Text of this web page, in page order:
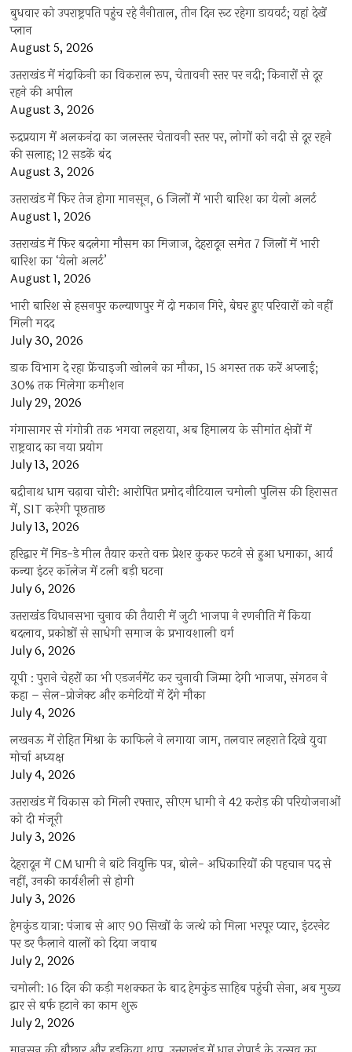
बुधवार को उपराष्ट्रपति पहुंच रहे नैनीताल, तीन दिन रूट रहेगा डायवर्ट; यहां देखें
प्‍लान
August 5, 2026
उत्तराखंड में मंदाकिनी का विकराल रूप, चेतावनी स्तर पर नदी; किनारों से दूर
रहने की अपील
August 3, 2026
रुद्रप्रयाग में अलकनंदा का जलस्तर चेतावनी स्तर पर, लोगों को नदी से दूर रहने
की सलाह; 12 सड़कें बंद
August 3, 2026
उत्तराखंड में फिर तेज होगा मानसून, 6 जिलों में भारी बारिश का येलो अलर्ट
August 1, 2026
उत्तराखंड में फिर बदलेगा मौसम का मिजाज, देहरादून समेत 7 जिलों में भारी
बारिश का ‘येलो अलर्ट’
August 1, 2026
भारी बारिश से हसनपुर कल्याणपुर में दो मकान गिरे, बेघर हुए परिवारों को नहीं
मिली मदद
July 30, 2026
डाक विभाग दे रहा फ्रेंचाइजी खोलने का मौका, 15 अगस्त तक करें अप्लाई;
30% तक मिलेगा कमीशन
July 29, 2026
गंगासागर से गंगोत्री तक भगवा लहराया, अब हिमालय के सीमांत क्षेत्रों में
राष्ट्रवाद का नया प्रयोग
July 13, 2026
बद्रीनाथ धाम चढ़ावा चोरी: आरोपित प्रमोद नौटियाल चमोली पुलिस की हिरासत
में, SIT करेगी पूछताछ
July 13, 2026
हरिद्वार में मिड-डे मील तैयार करते वक्त प्रेशर कुकर फटने से हुआ धमाका, आर्य
कन्या इंटर कॉलेज में टली बड़ी घटना
July 6, 2026
उत्तराखंंड विधानसभा चुनाव की तैयारी में जुटी भाजपा ने रणनीति में किया
बदलाव, प्रकोष्ठों से साधेगी समाज के प्रभावशाली वर्ग
July 6, 2026
यूपी : पुराने चेहरों का भी एडजर्नमेंट कर चुनावी जिम्मा देगी भाजपा, संगठन ने
कहा – सेल-प्रोजेक्ट और कमेटियों में देंगे मौका
July 4, 2026
लखनऊ में रोहित मिश्रा के काफिले ने लगाया जाम, तलवार लहराते दिखे युवा
मोर्चा अध्यक्ष
July 4, 2026
उत्तराखंड में विकास को मिली रफ्तार, सीएम धामी ने 42 करोड़ की परियोजनाओं
को दी मंजूरी
July 3, 2026
देहरादून में CM धामी ने बांटे नियुक्ति पत्र, बोले- अधिकारियों की पहचान पद से
नहीं, उनकी कार्यशैली से होगी
July 3, 2026
हेमकुंड यात्रा: पंजाब से आए 90 सिखों के जत्थे को मिला भरपूर प्यार, इंटरनेट
पर डर फैलाने वालों को दिया जवाब
July 2, 2026
चमोली: 16 दिन की कड़ी मशक्कत के बाद हेमकुंड साहिब पहुंची सेना, अब मुख्य
द्वार से बर्फ हटाने का काम शुरू
July 2, 2026